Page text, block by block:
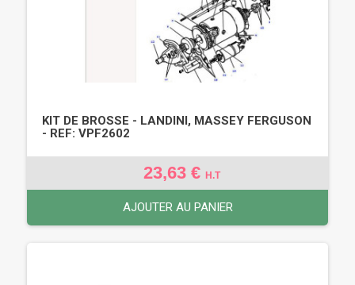
KIT DE BROSSE - LANDINI, MASSEY FERGUSON
- REF: VPF2602
23,63 € H.T
AJOUTER AU PANIER